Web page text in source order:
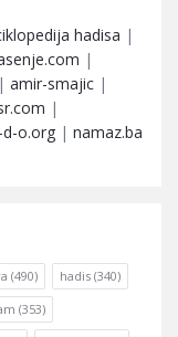
hadisa |
|
| amir-smajic |
|
d-o.org | namaz.ba
(490) hadis (340)
(353)